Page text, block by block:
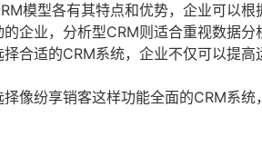
模型各有其特点和优势，企业可以
企业，分析型CRM则适合重视数据
合适的CRM系统，企业不仅可以提
像纷享销客这样功能全面的CRM系